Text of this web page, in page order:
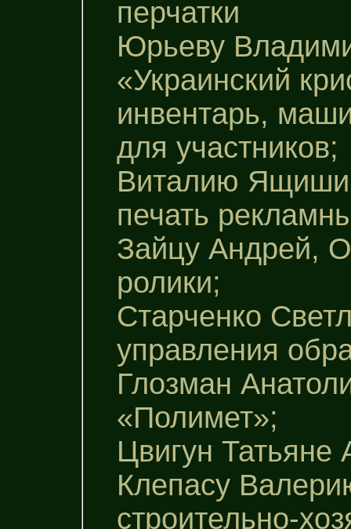
перчатки
Юрьеву
«Украинский
инвентарь,
для участников;
Виталию
печать
Зайцу Андрей,
ролики;
Старченко
управления
Глозман
«Полимет»;
Цвигун
Клепасу
строительно-